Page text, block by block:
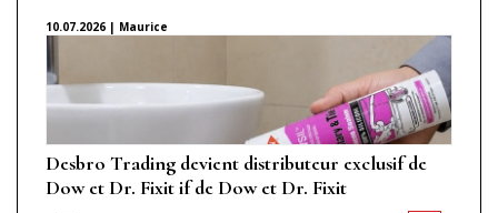
10.07.2026 | Maurice
Desbro Trading devient distributeur exclusif de
Dow et Dr. Fixit if de Dow et Dr. Fixit